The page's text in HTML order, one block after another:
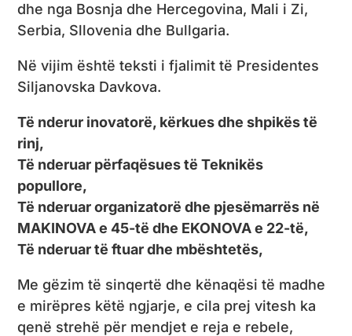
dhe nga Bosnja dhe Hercegovina, Mali i Zi,
Serbia, Sllovenia dhe Bullgaria.
Në vijim është teksti i fjalimit të Presidentes
Siljanovska Davkova.
Të nderur inovatorë, kërkues dhe shpikës të
rinj,
Të nderuar përfaqësues të Teknikës
popullore,
Të nderuar organizatorë dhe pjesëmarrës në
MAKINOVA e 45-të dhe EKONOVA e 22-të,
Të nderuar të ftuar dhe mbështetës,
Me gëzim të sinqertë dhe kënaqësi të madhe
e mirëpres këtë ngjarje, e cila prej vitesh ka
qenë strehë për mendjet e reja e rebele,